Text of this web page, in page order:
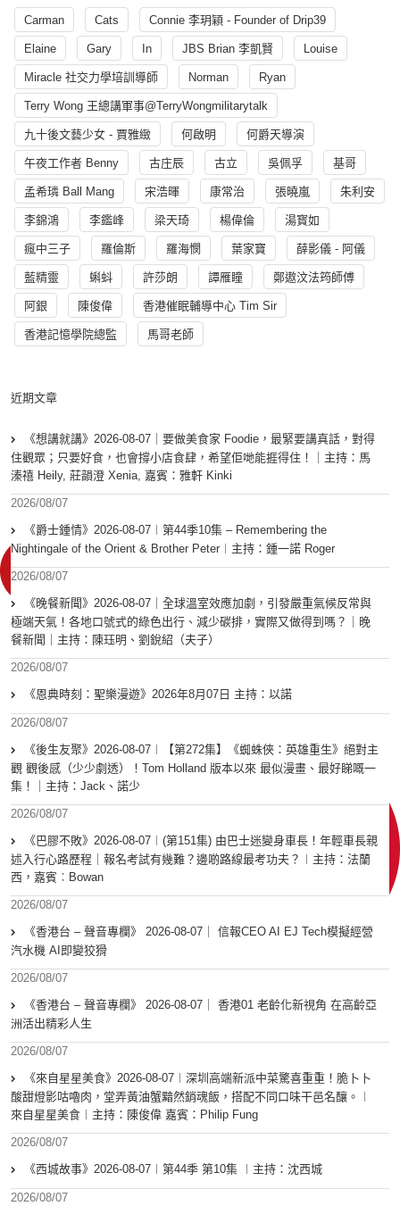
Carman Cats Connie 李玥穎 - Founder of Drip39
Elaine Gary In JBS Brian 李凱賢 Louise
Miracle 社交力學培訓導師 Norman Ryan
Terry Wong 王總講軍事@TerryWongmilitarytalk
九十後文藝少女 - 賈雅緻 何啟明 何爵天導演
午夜工作者 Benny 古庄辰 古立 吳佩孚 基哥
孟希璘 Ball Mang 宋浩暉 康常治 張曉嵐 朱利安
李錦鴻 李鑑峰 梁天琦 楊偉倫 湯寳如
瘋中三子 羅倫斯 羅海憫 葉家寶 薛影儀 - 阿儀
藍精靈 蝌蚪 許莎朗 譚雁瞳 鄭遨汶法筠師傅
阿銀 陳俊偉 香港催眠輔導中心 Tim Sir
香港記憶學院總監 馬哥老師
近期文章
《想講就講》2026-08-07｜要做美食家 Foodie，最緊要講真話，對得
住觀眾；只要好食，也會撐小店食肆，希望佢哋能捱得住！｜主持：馬
溱禧 Heily, 莊韻澄 Xenia, 嘉賓：雅軒 Kinki
2026/08/07
《爵士鍾情》2026-08-07︱第44季10集 – Remembering the
Nightingale of the Orient & Brother Peter︱主持：鍾一諾 Roger
2026/08/07
《晚餐新聞》2026-08-07｜全球溫室效應加劇，引發嚴重氣候反常與
極端天氣！各地口號式的綠色出行、減少碳排，實際又做得到嗎？｜晚
餐新聞｜主持：陳珏明、劉銳紹（夫子）
2026/08/07
《恩典時刻：聖樂漫遊》2026年8月07日 主持：以諾
2026/08/07
《後生友聚》2026-08-07︱【第272集】《蜘蛛俠：英雄重生》絕對主
觀 觀後感（少少劇透）！Tom Holland 版本以來 最似漫畫、最好睇嘅一
集！｜主持：Jack、諾少
2026/08/07
《巴膠不敗》2026-08-07︱(第151集) 由巴士迷變身車長！年輕車長親
述入行心路歷程｜報名考試有幾難？邊啲路線最考功夫？︱主持：法蘭
西，嘉賓︰Bowan
2026/08/07
《香港台 – 聲音專欄》 2026-08-07｜ 信報CEO AI EJ Tech模擬經營
汽水機 AI即變狡猾
2026/08/07
《香港台 – 聲音專欄》 2026-08-07｜ 香港01 老齡化新視角 在高齡亞
洲活出精彩人生
2026/08/07
《來自星星美食》2026-08-07︱深圳高端新派中菜驚喜重重！脆卜卜
酸甜燈影咕嚕肉，堂弄黃油蟹黯然銷魂飯，搭配不同口味干邑名釀。︱
來自星星美食︱主持：陳俊偉 嘉賓：Philip Fung
2026/08/07
《西城故事》2026-08-07︱第44季 第10集 ︱主持：沈西城
2026/08/07